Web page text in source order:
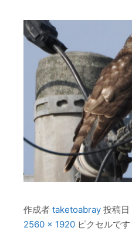
作成者 taketoabray 投稿日
2560 × 1920 ピクセルです